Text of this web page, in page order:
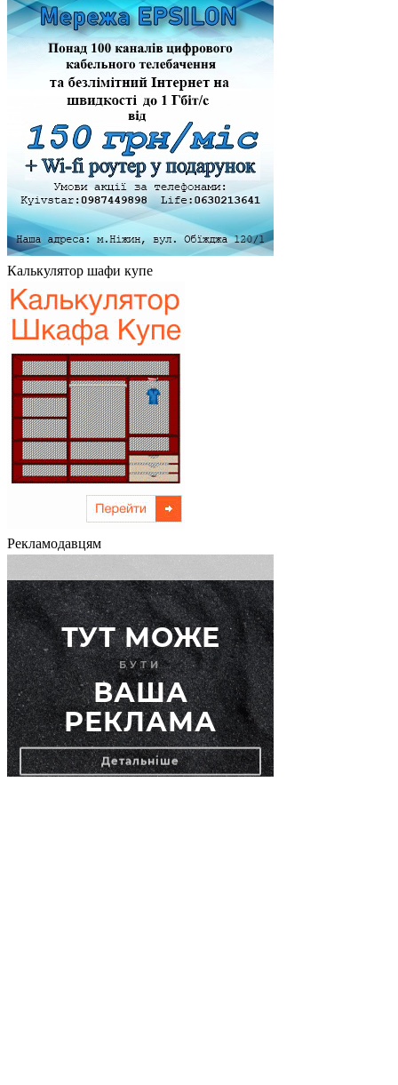
Калькулятор шафи купе
Рекламодавцям